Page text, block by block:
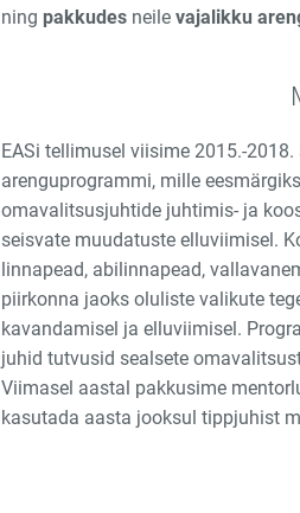
ning pakkudes neilevajalikku
EASi tellimusel viisime 2015.-
arenguprogrammi, mille
omavalitsusjuhtide juhtimis- ja
seisvate muudatuste elluviimisel.
linnapead, abilinnapead,
piirkonna jaoks oluliste valikute
kavandamisel ja elluviimisel.
juhid tutvusid sealsete
Viimasel aastal pakkusime
kasutada aasta jooksul tippjuhist